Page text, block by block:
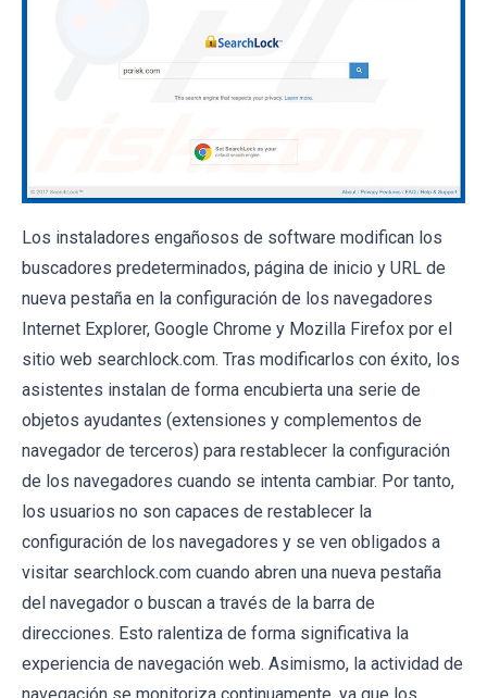
Los instaladores engañosos de software modifican los
buscadores predeterminados, página de inicio y URL de
nueva pestaña en la configuración de los navegadores
Internet Explorer, Google Chrome y Mozilla Firefox por el
sitio web searchlock.com. Tras modificarlos con éxito, los
asistentes instalan de forma encubierta una serie de
objetos ayudantes (extensiones y complementos de
navegador de terceros) para restablecer la configuración
de los navegadores cuando se intenta cambiar. Por tanto,
los usuarios no son capaces de restablecer la
configuración de los navegadores y se ven obligados a
visitar searchlock.com cuando abren una nueva pestaña
del navegador o buscan a través de la barra de
direcciones. Esto ralentiza de forma significativa la
experiencia de navegación web. Asimismo, la actividad de